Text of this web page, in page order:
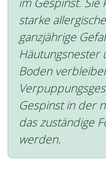
starke
ganzjährige
Häutungsnester
Boden
Gespinst in der
das zuständige
werden.